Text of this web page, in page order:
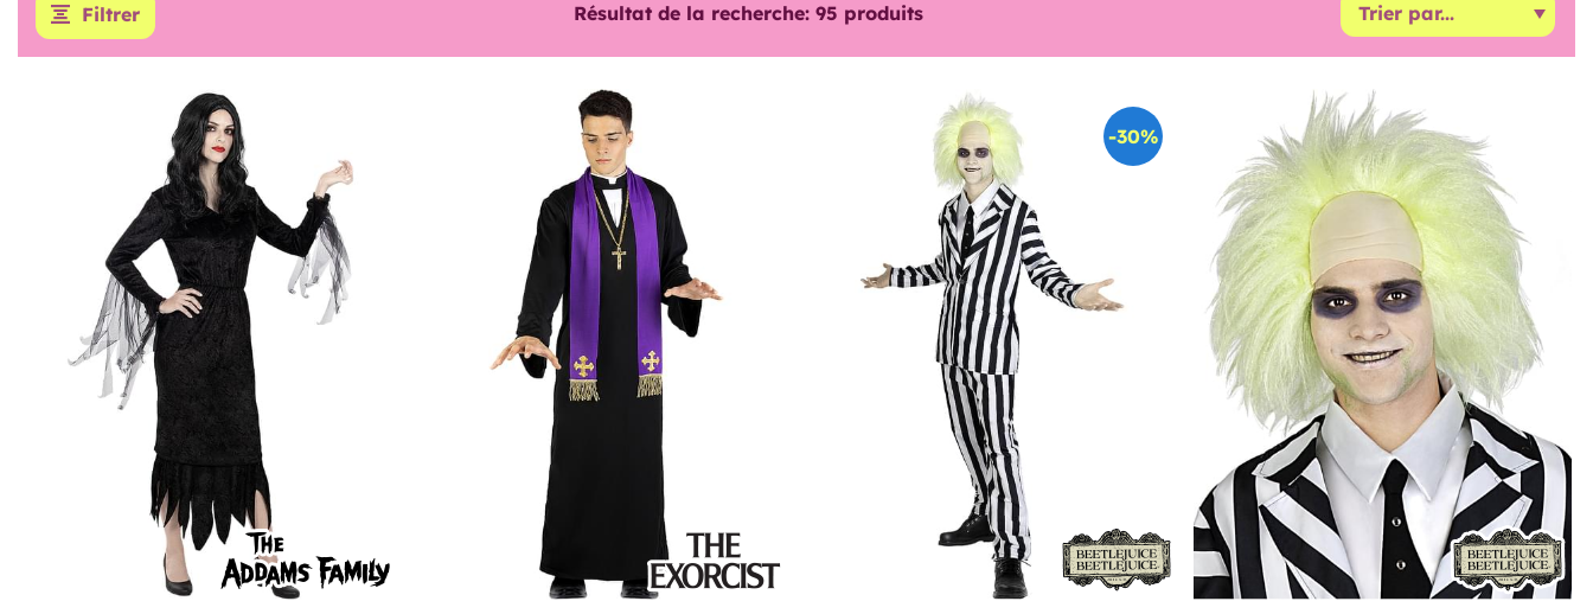
Filtrer Résultat de la recherche: 95 produits
-30%